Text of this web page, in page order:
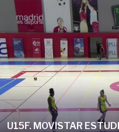
U15F. MOVISTAR